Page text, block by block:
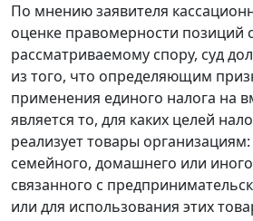
По мнению заявителя
оценке правомерности позиций
рассматриваемому спору, суд
из того, что определяющим
применения единого налога на
является то, для каких целей
реализует товары
семейного, домашнего или
связанного с
или для использования этих